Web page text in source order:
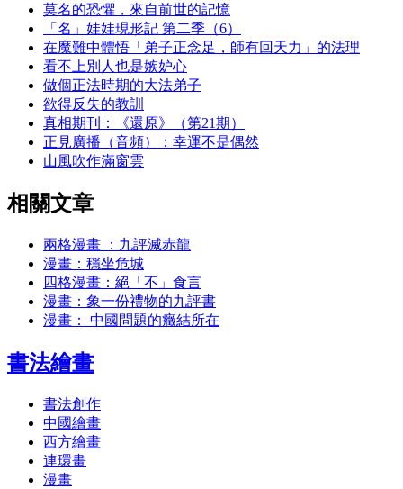
莫名的恐懼，來自前世的記憶
「名」娃娃現形記 第二季（6）
在魔難中體悟「弟子正念足，師有回天力」的法理
看不上別人也是嫉妒心
做個正法時期的大法弟子
欲得反失的教訓
真相期刊：《還原》（第21期）
正見廣播（音頻）：幸運不是偶然
山風吹作滿窗雲
相關文章
兩格漫畫 ：九評滅赤龍
漫畫：穩坐危城
四格漫畫：絕「不」食言
漫畫：象一份禮物的九評書
漫畫： 中國問題的癥結所在
書法繪畫
書法創作
中國繪畫
西方繪畫
連環畫
漫畫